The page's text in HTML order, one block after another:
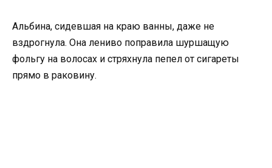
Альбина, сидевшая на краю ванны, даже не
вздрогнула. Она лениво поправила шуршащую
фольгу на волосах и стряхнула пепел от сигареты
прямо в раковину.